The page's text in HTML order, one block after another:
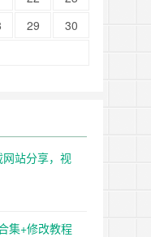
29
30
站分享，视
集+修改教程